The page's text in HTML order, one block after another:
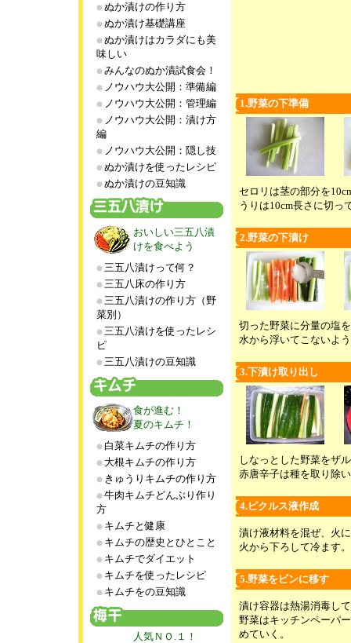
ぬか漬けの作り方
ぬか漬け基礎講座
ぬか漬けはカラダにも美
味しい
みんなのぬか漬試食会！
ノウハウ大公開：準備編
ノウハウ大公開：管理編
ノウハウ大公開：漬け方
編
ノウハウ大公開：隠し技
ぬか漬けを使ったレシピ
ぬか漬けの豆知識
おいしい三五八漬
けを食べよう
三五八漬けって何？
三五八床の作り方
三五八漬けの作り方（野
菜別）
三五八漬けを使ったレシ
ピ
三五八漬けの豆知識
食が進む！
夏のキムチ！
白菜キムチの作り方
大根キムチの作り方
きゅうりキムチの作り方
牛肉キムチどんぶり作り
方
キムチと健康
キムチの歴史とひとこと
キムチでダイエット
キムチを使ったレシピ
キムチをの豆知識
人気ＮＯ.１！
1.野菜の下準備
セロリは茎の部分を
うりは10cm長さに切っ
2.野菜の下漬け
切った野菜に分量の塩
水から浮いてこないよ
3.下漬け取り出し
しなっとした野菜をザ
赤唐辛子は種を取り除
4.ピクルス液作成
漬け液材料を混ぜ、火
火から下ろして冷ます。
5.野菜をビンに移す
漬け容器は熱湯消毒し
野菜はキッチンペーパ
めていく。